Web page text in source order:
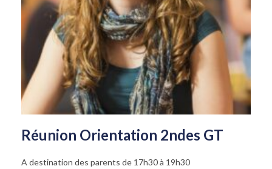
Réunion Orientation 2ndes GT
A destination des parents de 17h30 à 19h30